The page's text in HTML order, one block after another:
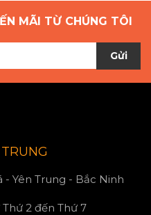
MÃI TỪ CHÚNG TÔI
Gửi
- Yên Trung - Bắc Ninh
2 đến Thứ 7